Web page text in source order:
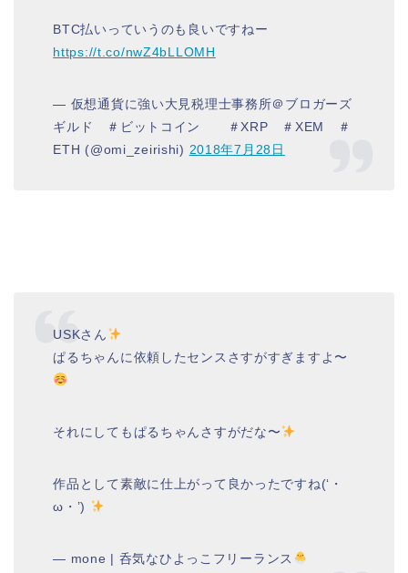
BTC払いっていうのも良いですねー
https://t.co/nwZ4bLLOMH
— 仮想通貨に強い大見税理士事務所＠ブロガーズ
ギルド ＃ビットコイン ＃XRP ＃XEM ＃
ETH (@omi_zeirishi) 2018年7月28日
USKさん
ぱるちゃんに依頼したセンスさすがすぎますよ〜
それにしてもぱるちゃんさすがだな〜
作品として素敵に仕上がって良かったですね(‘・
ω・’)
— mone | 呑気なひよっこフリーランス